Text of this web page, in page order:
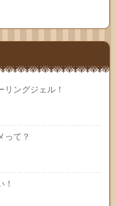
ングジェル！
って？